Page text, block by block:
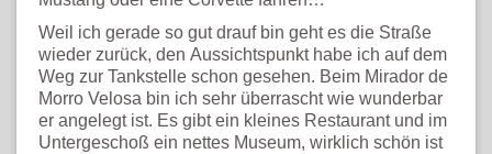
Weil ich gerade so gut drauf bin geht es die Straße
wieder zurück, den Aussichtspunkt habe ich auf dem
Weg zur Tankstelle schon gesehen. Beim Mirador de
Morro Velosa bin ich sehr überrascht wie wunderbar
er angelegt ist. Es gibt ein kleines Restaurant und im
Untergeschoß ein nettes Museum, wirklich schön ist